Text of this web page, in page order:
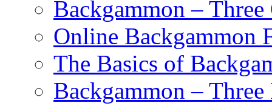
Backgammon – Three
Online Backgammon
The Basics of
Backgammon –